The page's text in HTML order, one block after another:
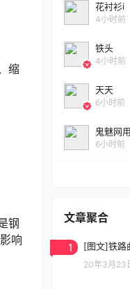
缩
钢
响
花衬衫i
4小时前
铁头
4小时前
天天
6小时前
鬼魅网
6小时前
文章聚合
1 [图文]铁路
20年3月23